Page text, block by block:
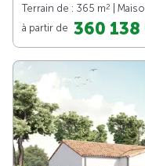
Terrain de : 365 m2 |
à partir de 360 138